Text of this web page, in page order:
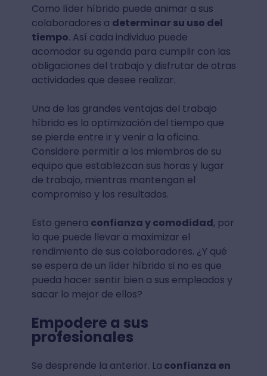
Como líder híbrido puede animar a sus
colaboradores a determinar su uso del
tiempo. Así cada individuo puede
acomodar su agenda para cumplir con las
obligaciones del trabajo y disfrutar de otras
actividades que desee realizar.
Una de las grandes ventajas del trabajo
híbrido es la optimización del tiempo que
se pierde entre ir y venir a la oficina.
Considere permitir a los miembros de su
equipo que establezcan sus horas y lugar
de trabajo, mientras mantengan el
compromiso y los resultados.
Esto genera confianza y comodidad, por
lo que puede llevar a maximizar el
rendimiento de sus colaboradores. ¿Y qué
se espera de un líder híbrido si no es que
pueda hacer sentir bien a sus empleados y
sacar lo mejor de ellos?
Empodere a sus
profesionales
Se desprende la anterior. La confianza en